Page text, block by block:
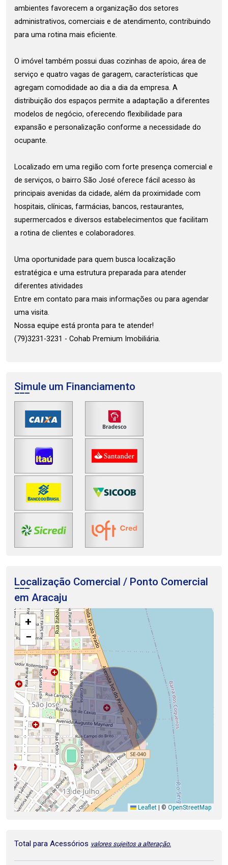
ambientes favorecem a organização dos setores
administrativos, comerciais e de atendimento, contribuindo
para uma rotina mais eficiente.
O imóvel também possui duas cozinhas de apoio, área de
serviço e quatro vagas de garagem, características que
agregam comodidade ao dia a dia da empresa. A
distribuição dos espaços permite a adaptação a diferentes
modelos de negócio, oferecendo flexibilidade para
expansão e personalização conforme a necessidade do
ocupante.
Localizado em uma região com forte presença comercial e
de serviços, o bairro São José oferece fácil acesso às
principais avenidas da cidade, além da proximidade com
hospitais, clínicas, farmácias, bancos, restaurantes,
supermercados e diversos estabelecimentos que facilitam
a rotina de clientes e colaboradores.
Uma oportunidade para quem busca localização
estratégica e uma estrutura preparada para atender
diferentes atividades
Entre em contato para mais informações ou para agendar
uma visita.
Nossa equipe está pronta para te atender!
(79)3231-3231 - Cohab Premium Imobiliária.
Simule um Financiamento
Localização Comercial / Ponto Comercial
em Aracaju
+
−
Leaflet © OpenStreetMap
Total para Acessórios valores sujeitos a alteração.